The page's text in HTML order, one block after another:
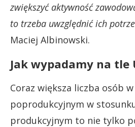
zwiększyć aktywność
to trzeba uwzględnić ich
Maciej Albinowski.
Jak wypadamy na tle
Coraz większa liczba osób
poprodukcyjnym w
produkcyjnym to nie tylko